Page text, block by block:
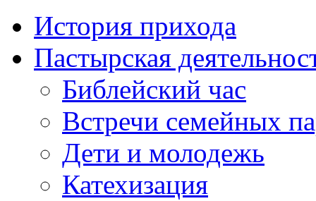
История прихода
Пастырская
Библейский час
Встречи семейных
Дети и молодежь
Катехизация